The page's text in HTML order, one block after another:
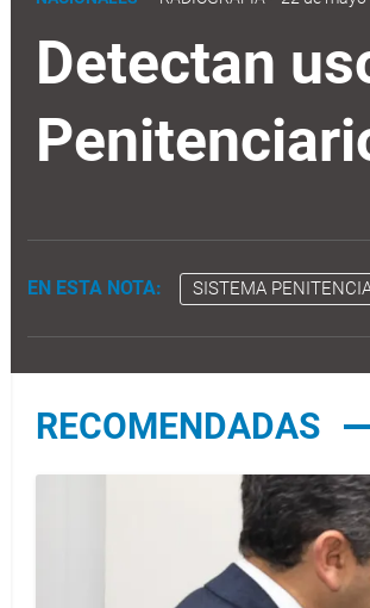
Detectan
EN ESTA NOTA: SISTEMA
RECOMENDADAS